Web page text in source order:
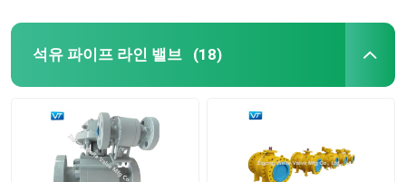
석유 파이프 라인 밸브 (18)